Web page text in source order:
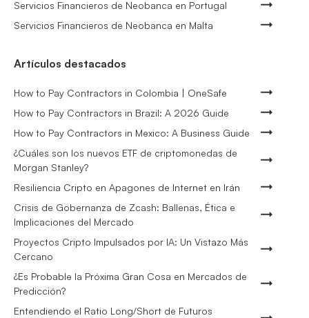
Servicios Financieros de Neobanca en Portugal
Servicios Financieros de Neobanca en Malta
Artículos destacados
How to Pay Contractors in Colombia | OneSafe
How to Pay Contractors in Brazil: A 2026 Guide
How to Pay Contractors in Mexico: A Business Guide
¿Cuáles son los nuevos ETF de criptomonedas de
Morgan Stanley?
Resiliencia Cripto en Apagones de Internet en Irán
Crisis de Gobernanza de Zcash: Ballenas, Ética e
Implicaciones del Mercado
Proyectos Cripto Impulsados por IA: Un Vistazo Más
Cercano
¿Es Probable la Próxima Gran Cosa en Mercados de
Predicción?
Entendiendo el Ratio Long/Short de Futuros